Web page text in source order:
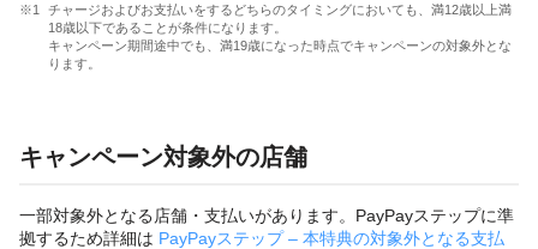
チャージおよびお支払いをするどちらのタイミングにおいても、満12歳以上満
18歳以下であることが条件になります。
キャンペーン期間途中でも、満19歳になった時点でキャンペーンの対象外とな
ります。
キャンペーン対象外の店舗
一部対象外となる店舗・支払いがあります。PayPayステップに準
拠するため詳細は PayPayステップ – 本特典の対象外となる支払